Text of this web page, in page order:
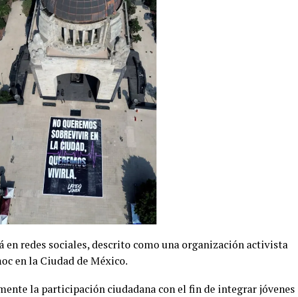
redes sociales, descrito como una organización activista
en la Ciudad de México.
la participación ciudadana con el fin de integrar jóvenes